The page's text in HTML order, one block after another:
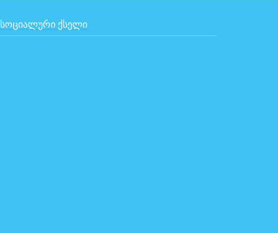
ᲡᲝᲪᲘᲐᲚᲣᲠᲘ ᲥᲡᲔᲚᲘ